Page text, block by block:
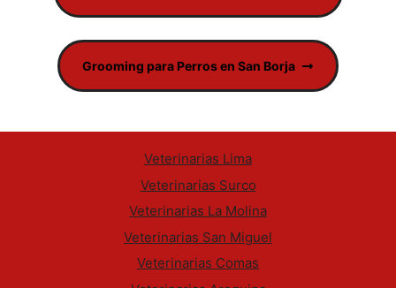
Grooming para Perros en San Borja
Veterinarias Lima
Veterinarias Surco
Veterinarias La Molina
Veterinarias San Miguel
Veterinarias Comas